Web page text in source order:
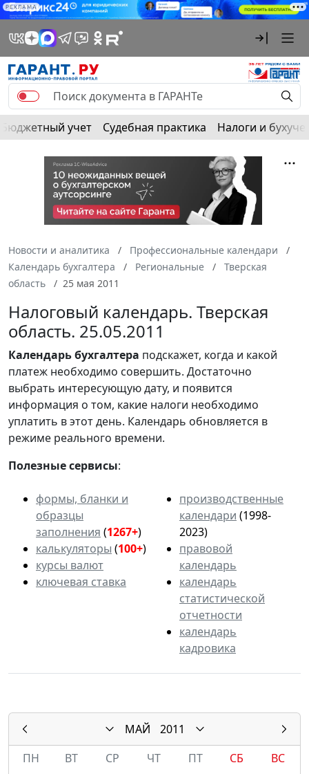
РЕКЛАМА
Бюджетный учет Судебная практика Налоги и
Новости и аналитика
Профессиональные календари
Календарь бухгалтера
Региональные
Тверская
область
25 мая 2011
Налоговый календарь. Тверская
область. 25.05.2011
Календарьбухгалтера подскажет, когда и какой
платеж необходимо совершить. Достаточно
выбрать интересующую дату, и появится
информация о том, какие налоги необходимо
уплатить в этот день. Календарь обновляется в
режиме реального времени.
Полезные сервисы:
формы, бланки и
образцы
заполнения (1267+)
калькуляторы (100+)
курсы валют
ключевая ставка
производственные
календари (1998-
2023)
правовой
календарь
календарь
статистической
отчетности
календарь
кадровика
МАЙ
2011
ПН
ВТ СР ЧТ ПТ СБ
ВС